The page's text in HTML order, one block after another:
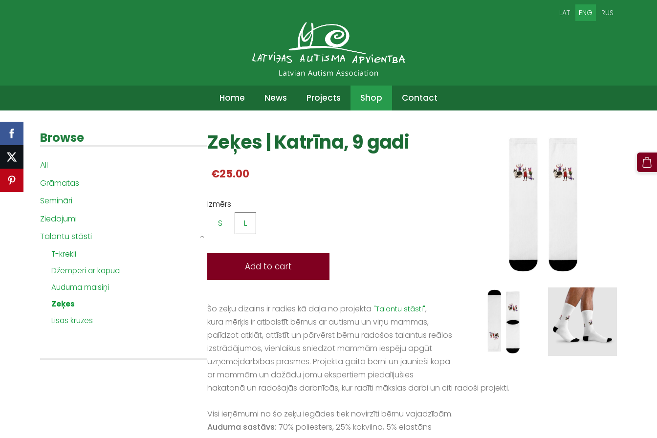
LAT ENG RUS
Home News Projects Shop Contact
Browse
All
Grāmatas
Semināri
Ziedojumi
Talantu stāsti
T-krekli
Džemperi ar kapuci
Auduma maisiņi
Zeķes
Lisas krūzes
›
Zeķes | Katrīna, 9 gadi
€25.00
Izmērs
S
L
Add to cart
Šo zeķu dizains ir radies kā daļa no projekta "Talantu stāsti",
kura mērķis ir atbalstīt bērnus ar autismu un viņu mammas,
palīdzot atklāt, attīstīt un pārvērst bērnu radošos talantus reālos
izstrādājumos, vienlaikus sniedzot mammām iespēju apgūt
uzņēmējdarbības prasmes. Projekta gaitā bērni un jaunieši kopā
ar mammām un dažādu jomu ekspertiem piedalījušies
hakatonā un radošajās darbnīcās, kur radīti mākslas darbi un citi radoši projekti.
Visi ieņēmumi no šo zeķu iegādes tiek novirzīti bērnu vajadzībām.
Auduma sastāvs:70% poliesters, 25% kokvilna, 5% elastāns